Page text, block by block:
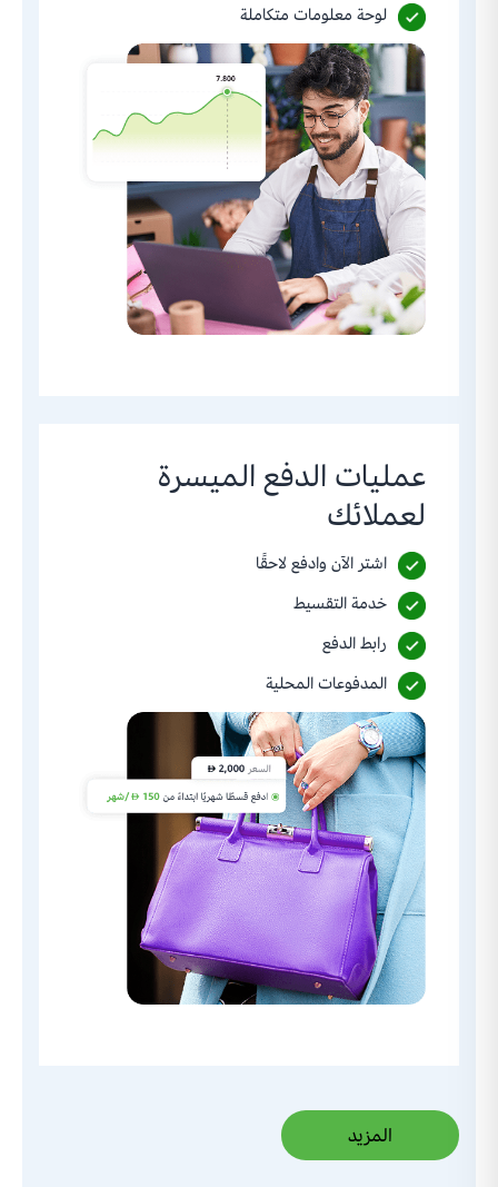
لوحة معلومات متكاملة
عمليات الدفع الميسرة
لعملائك
اشتر الآن وادفع لاحقًا
خدمة التقسيط
رابط الدفع
المدفوعات المحلية
المزيد